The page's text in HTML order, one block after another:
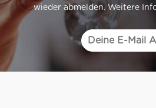
wieder abmelden. Weitere